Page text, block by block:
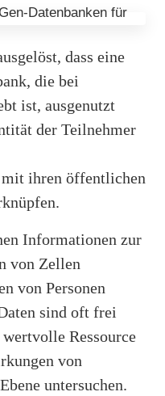
dass eine
die bei
ist, ausgenutzt
der Teilnehmer
ihren öffentlichen
Informationen zur
von Zellen
von Personen
sind oft frei
Ressource
von
untersuchen.